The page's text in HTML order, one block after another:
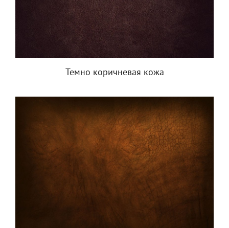
Темно коричневая кожа